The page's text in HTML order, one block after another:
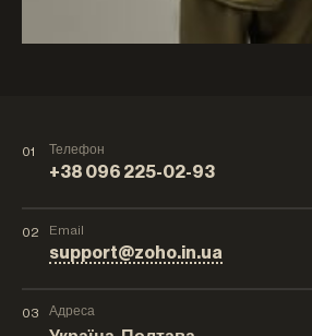
01 Телефон
+38 096 225-02-93
02 Email
support@zoho.in.ua
03 Адреса